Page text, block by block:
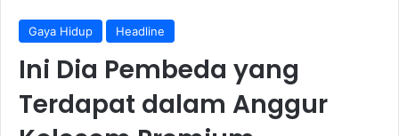
Gaya Hidup Headline
Ini Dia Pembeda yang
Terdapat dalam Anggur